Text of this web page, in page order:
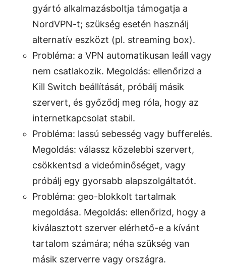
gyártó alkalmazásboltja támogatja a
NordVPN-t; szükség esetén használj
alternatív eszközt (pl. streaming box).
Probléma: a VPN automatikusan leáll vagy
nem csatlakozik. Megoldás: ellenőrizd a
Kill Switch beállítását, próbálj másik
szervert, és győződj meg róla, hogy az
internetkapcsolat stabil.
Probléma: lassú sebesség vagy bufferelés.
Megoldás: válassz közelebbi szervert,
csökkentsd a videóminőséget, vagy
próbálj egy gyorsabb alapszolgáltatót.
Probléma: geo-blokkolt tartalmak
megoldása. Megoldás: ellenőrizd, hogy a
kiválasztott szerver elérhető-e a kívánt
tartalom számára; néha szükség van
másik szerverre vagy országra.